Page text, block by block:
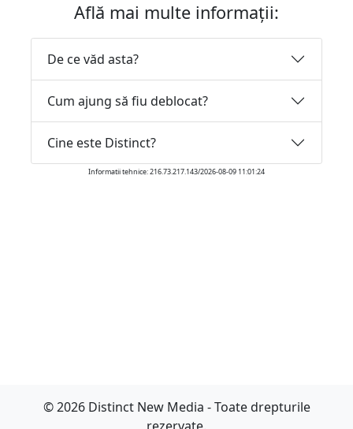
Află mai multe informații:
De ce văd asta?
Cum ajung să fiu deblocat?
Cine este Distinct?
Informatii tehnice: 216.73.217.143/2026-08-09 11:01:24
© 2026 Distinct New Media - Toate drepturile